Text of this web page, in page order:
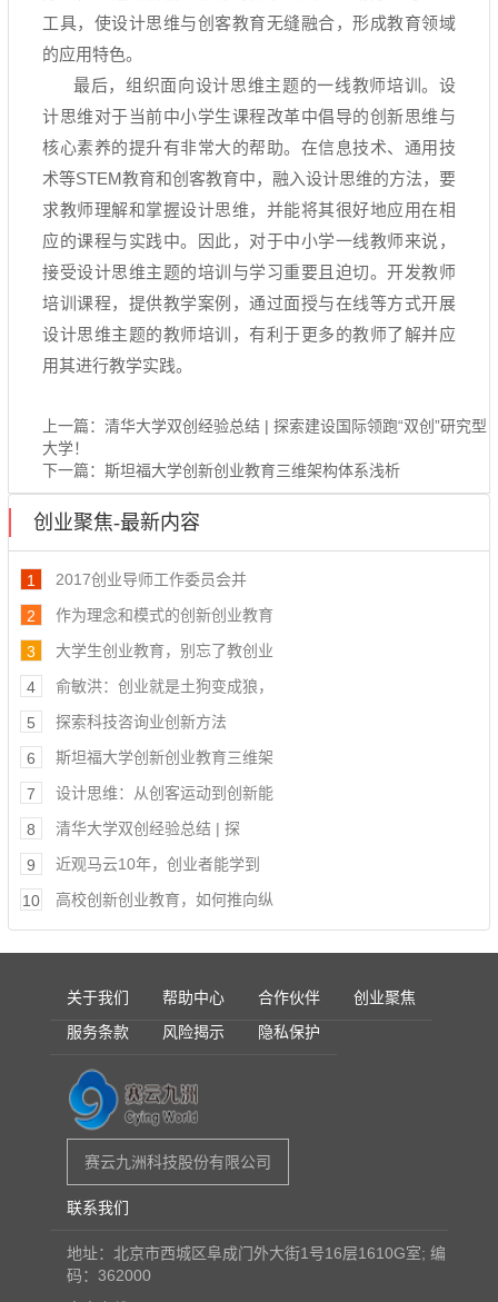
工具，使设计思维与创客教育无缝融合，形成教育领域
的应用特色。
最后，组织面向设计思维主题的一线教师培训。设
计思维对于当前中小学生课程改革中倡导的创新思维与
核心素养的提升有非常大的帮助。在信息技术、通用技
术等STEM教育和创客教育中，融入设计思维的方法，要
求教师理解和掌握设计思维，并能将其很好地应用在相
应的课程与实践中。因此，对于中小学一线教师来说，
接受设计思维主题的培训与学习重要且迫切。开发教师
培训课程，提供教学案例，通过面授与在线等方式开展
设计思维主题的教师培训，有利于更多的教师了解并应
用其进行教学实践。
上一篇： 清华大学双创经验总结 | 探索建设国际领跑“双创”研究型
大学！
下一篇： 斯坦福大学创新创业教育三维架构体系浅析
创业聚焦-最新内容
2017创业导师工作委员会并
1
作为理念和模式的创新创业教育
2
大学生创业教育，别忘了教创业
3
俞敏洪：创业就是土狗变成狼，
4
探索科技咨询业创新方法
5
斯坦福大学创新创业教育三维架
6
设计思维：从创客运动到创新能
7
清华大学双创经验总结 | 探
8
近观马云10年，创业者能学到
9
高校创新创业教育，如何推向纵
10
关于我们 帮助中心 合作伙伴
创业聚焦
服务条款
风险揭示 隐私保护
赛云九洲科技股份有限公司
联系我们
地址：北京市西城区阜成门外大街1号16层1610G室; 编
码：362000